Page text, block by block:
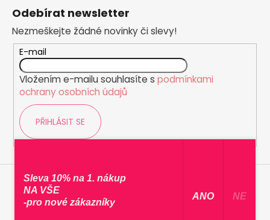
Odebírat newsletter
Nezmeškejte žádné novinky či slevy!
E-mail
Vložením e-mailu souhlasíte s podmínkami
ochrany osobních údajů
PŘIHLÁSIT SE
Sleva 10% na 1. nákup
NA VŠE
-pro nové zákazníky
​ ANO ​ NE